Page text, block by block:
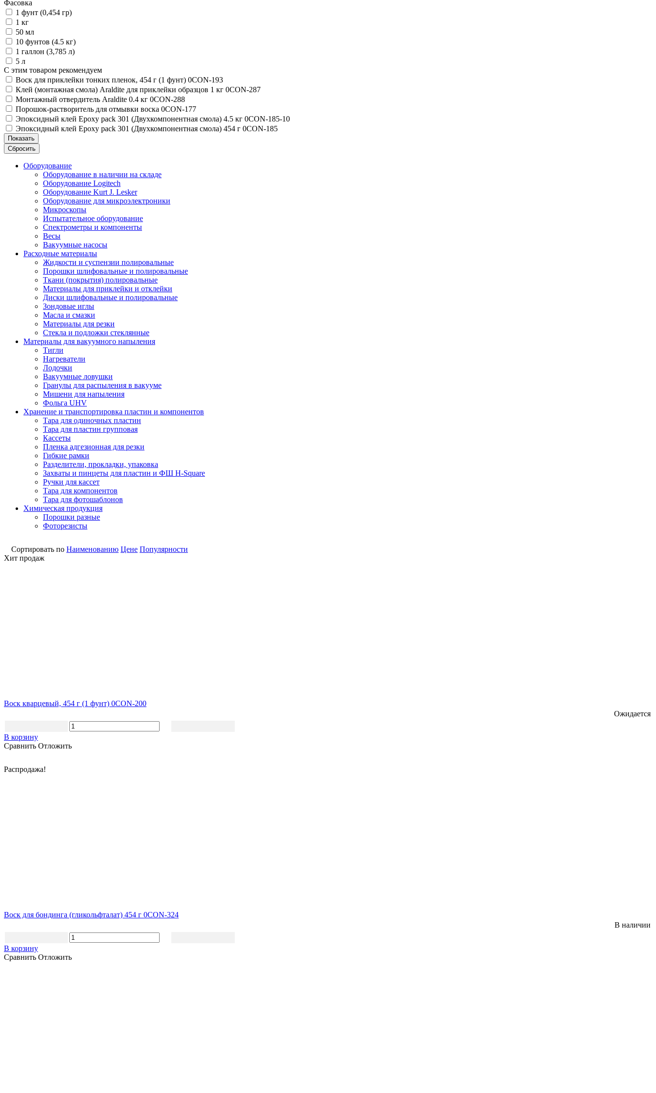
Фасовка
1 фунт (0,454 гр)
1 кг
50 мл
10 фунтов (4.5 кг)
1 галлон (3,785 л)
5 л
С этим товаром рекомендуем
Воск для приклейки тонких пленок, 454 г (1 фунт) 0CON-193
Клей (монтажная смола) Araldite для приклейки образцов 1 кг 0CON-287
Монтажный отвердитель Araldite 0.4 кг 0CON-288
Порошок-растворитель для отмывки воска 0CON-177
Эпоксидный клей Epoxy pack 301 (Двухкомпонентная смола) 4.5 кг 0CON-185-10
Эпоксидный клей Epoxy pack 301 (Двухкомпонентная смола) 454 г 0CON-185
Показать
Сбросить
Оборудование
Оборудование в наличии на складе
Оборудование Logitech
Оборудование Kurt J. Lesker
Оборудование для микроэлектроники
Микроскопы
Испытательное оборудование
Спектрометры и компоненты
Весы
Вакуумные насосы
Расходные материалы
Жидкости и суспензии полировальные
Порошки шлифовальные и полировальные
Ткани (покрытия) полировальные
Материалы для приклейки и отклейки
Диски шлифовальные и полировальные
Зондовые иглы
Масла и смазки
Материалы для резки
Стекла и подложки стеклянные
Материалы для вакуумного напыления
Тигли
Нагреватели
Лодочки
Вакуумные ловушки
Гранулы для распыления в вакууме
Мишени для напыления
Фольга UHV
Хранение и транспортировка пластин и компонентов
Тара для одиночных пластин
Тара для пластин групповая
Кассеты
Пленка адгезионная для резки
Гибкие рамки
Разделители, прокладки, упаковка
Захваты и пинцеты для пластин и ФШ H-Square
Ручки для кассет
Тара для компонентов
Тара для фотошаблонов
Химическая продукция
Порошки разные
Фоторезисты
Сортировать по Наименованию Цене Популярности
Хит продаж
Воск кварцевый, 454 г (1 фунт) 0CON-200
Ожидается
В корзину
Сравнить Отложить
Распродажа!
Воск для бондинга (гликольфталат) 454 г 0CON-324
В наличии
В корзину
Сравнить Отложить